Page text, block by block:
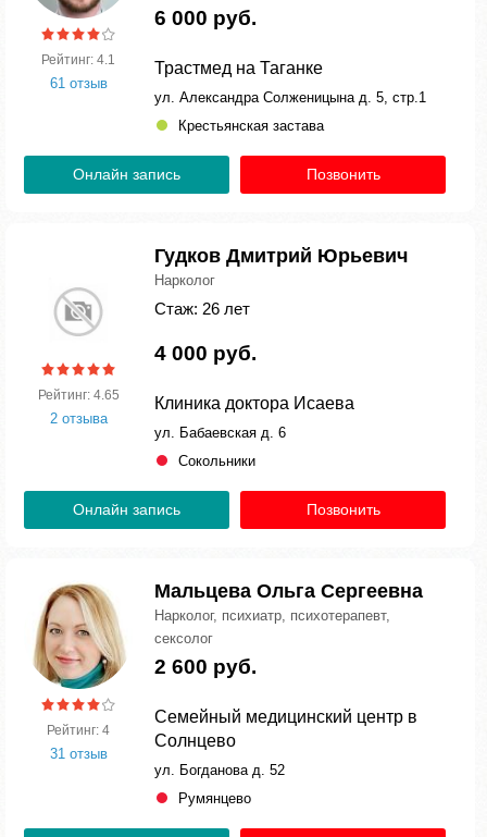
Рейтинг: 4.1
61 отзыв
6 000 руб.
Трастмед на Таганке
ул. Александра Солженицына д. 5, стр.1
Крестьянская застава
Онлайн запись Позвонить
Рейтинг: 4.65
2 отзыва
Гудков Дмитрий Юрьевич
Нарколог
Стаж: 26 лет
4 000 руб.
Клиника доктора Исаева
ул. Бабаевская д. 6
Сокольники
Онлайн запись Позвонить
Рейтинг: 4
31 отзыв
Мальцева Ольга Сергеевна
Нарколог, психиатр, психотерапевт,
сексолог
2 600 руб.
Семейный медицинский центр в
Солнцево
ул. Богданова д. 52
Румянцево